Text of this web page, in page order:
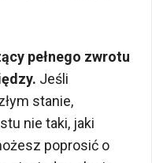
pełnego zwrotu
Jeśli
stanie,
nie taki, jaki
poprosić o